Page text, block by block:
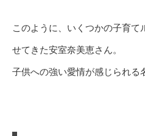
このように、いくつかの子育て
せてきた安室奈美恵さん。
子供への強い愛情が感じられる